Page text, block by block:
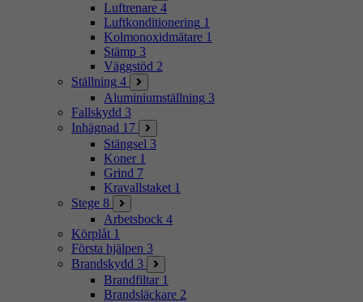
Luftrenare 4
Luftkonditionering 1
Kolmonoxidmätare 1
Stämp 3
Väggstöd 2
Ställning 4
Aluminiumställning 3
Fallskydd 3
Inhägnad 17
Stängsel 3
Koner 1
Grind 7
Kravallstaket 1
Stege 8
Arbetsbock 4
Körplåt 1
Första hjälpen 3
Brandskydd 3
Brandfiltar 1
Brandsläckare 2